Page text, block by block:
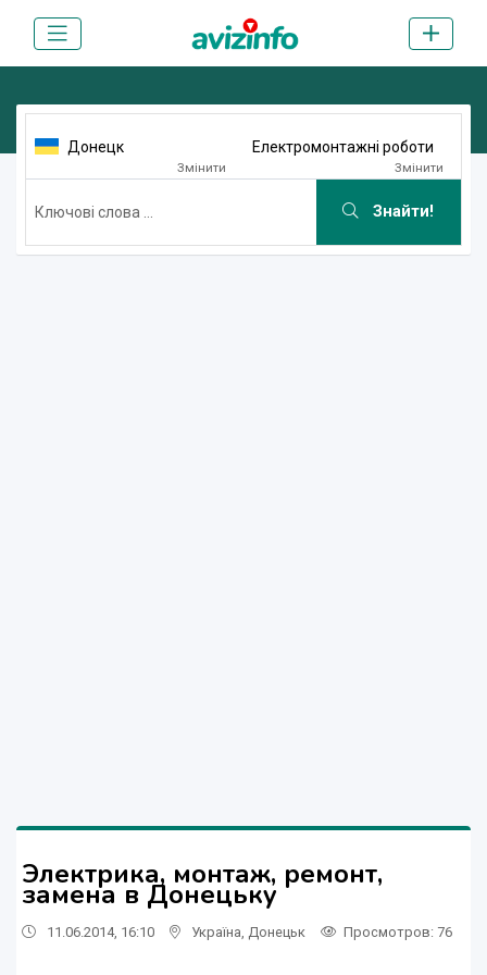
Донецк
Змінити
Електромонтажні роботи
Змінити
Знайти!
Электрика, монтаж, ремонт,
замена в Донецьку
11.06.2014, 16:10 Україна Донецьк Просмотров: 76